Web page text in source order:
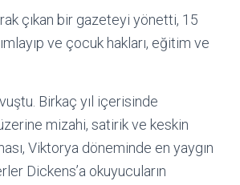
çıkan bir gazeteyi yönetti, 15
ve çocuk hakları, eğitim ve
Birkaç yıl içerisinde
mizahi, satirik ve keskin
Viktorya döneminde en yaygın
Dickens’a okuyucuların